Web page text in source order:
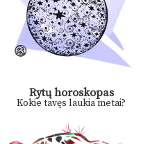
Rytų horoskopas
Kokie tavęs laukia metai?